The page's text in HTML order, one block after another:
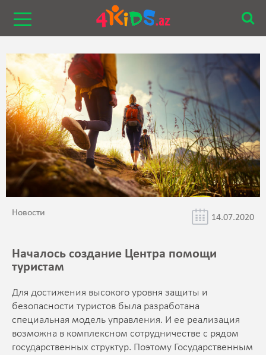
Новости 14.07.2020
Началось создание Центра помощи
туристам
Для достижения высокого уровня защиты и
безопасности туристов была разработана
специальная модель управления. И ее реализация
возможна в комплексном сотрудничестве с рядом
государственных структур. Поэтому Государственным